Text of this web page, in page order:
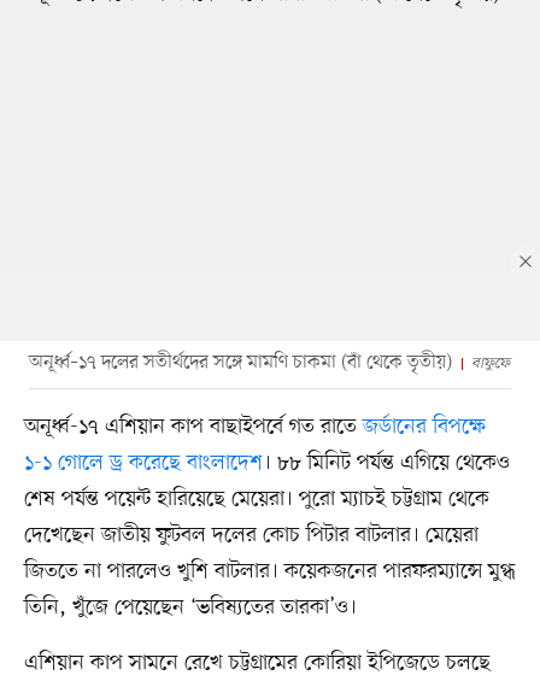
অনূর্ধ্ব–১৭ দলের সতীর্থদের সঙ্গে মামণি চাকমা (বাঁ থেকে তৃতীয়) বাফুফে
অনূর্ধ্ব-১৭ এশিয়ান কাপ বাছাইপর্বে গত রাতেজর্ডানের বিপক্ষে
১-১ গোলে ড্র করেছে বাংলাদেশ। ৮৮ মিনিট পর্যন্ত এগিয়ে থেকেও
শেষ পর্যন্ত পয়েন্ট হারিয়েছে মেয়েরা। পুরো ম্যাচই চট্টগ্রাম থেকে
দেখেছেন জাতীয় ফুটবল দলের কোচ পিটার বাটলার। মেয়েরা
জিততে না পারলেও খুশি বাটলার। কয়েকজনের পারফরম্যান্সে মুগ্ধ
তিনি, খুঁজে পেয়েছেন ‘ভবিষ্যতের তারকা’ও।
এশিয়ান কাপ সামনে রেখে চট্টগ্রামের কোরিয়া ইপিজেডে চলছে